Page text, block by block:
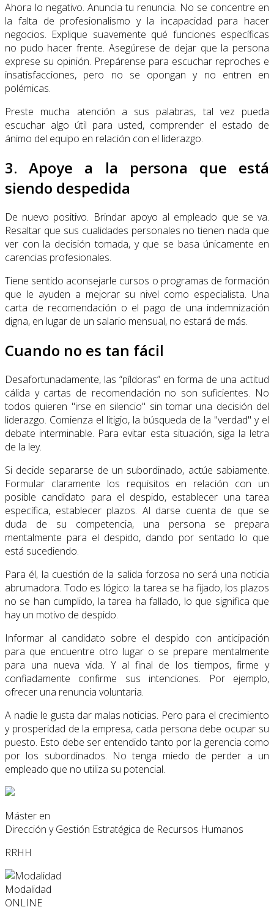
Ahora lo negativo. Anuncia tu renuncia. No se concentre en
la falta de profesionalismo y la incapacidad para hacer
negocios. Explique suavemente qué funciones específicas
no pudo hacer frente. Asegúrese de dejar que la persona
exprese su opinión. Prepárense para escuchar reproches e
insatisfacciones, pero no se opongan y no entren en
polémicas.
Preste mucha atención a sus palabras, tal vez pueda
escuchar algo útil para usted, comprender el estado de
ánimo del equipo en relación con el liderazgo.
3. Apoye a la persona que está
siendo despedida
De nuevo positivo. Brindar apoyo al empleado que se va.
Resaltar que sus cualidades personales no tienen nada que
ver con la decisión tomada, y que se basa únicamente en
carencias profesionales.
Tiene sentido aconsejarle cursos o programas de formación
que le ayuden a mejorar su nivel como especialista. Una
carta de recomendación o el pago de una indemnización
digna, en lugar de un salario mensual, no estará de más.
Cuando no es tan fácil
Desafortunadamente, las “píldoras” en forma de una actitud
cálida y cartas de recomendación no son suficientes. No
todos quieren "irse en silencio" sin tomar una decisión del
liderazgo. Comienza el litigio, la búsqueda de la "verdad" y el
debate interminable. Para evitar esta situación, siga la letra
de la ley.
Si decide separarse de un subordinado, actúe sabiamente.
Formular claramente los requisitos en relación con un
posible candidato para el despido, establecer una tarea
específica, establecer plazos. Al darse cuenta de que se
duda de su competencia, una persona se prepara
mentalmente para el despido, dando por sentado lo que
está sucediendo.
Para él, la cuestión de la salida forzosa no será una noticia
abrumadora. Todo es lógico: la tarea se ha fijado, los plazos
no se han cumplido, la tarea ha fallado, lo que significa que
hay un motivo de despido.
Informar al candidato sobre el despido con anticipación
para que encuentre otro lugar o se prepare mentalmente
para una nueva vida. Y al final de los tiempos, firme y
confiadamente confirme sus intenciones. Por ejemplo,
ofrecer una renuncia voluntaria.
A nadie le gusta dar malas noticias. Pero para el crecimiento
y prosperidad de la empresa, cada persona debe ocupar su
puesto. Esto debe ser entendido tanto por la gerencia como
por los subordinados. No tenga miedo de perder a un
empleado que no utiliza su potencial.
Máster en
Dirección y Gestión Estratégica de Recursos Humanos
RRHH
Modalidad
ONLINE